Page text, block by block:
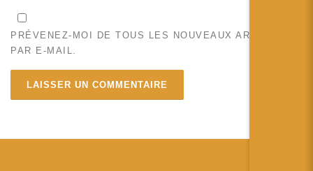
PRÉVENEZ-MOI DE TOUS LES NOUVEAUX ARTICLES
PAR E-MAIL.